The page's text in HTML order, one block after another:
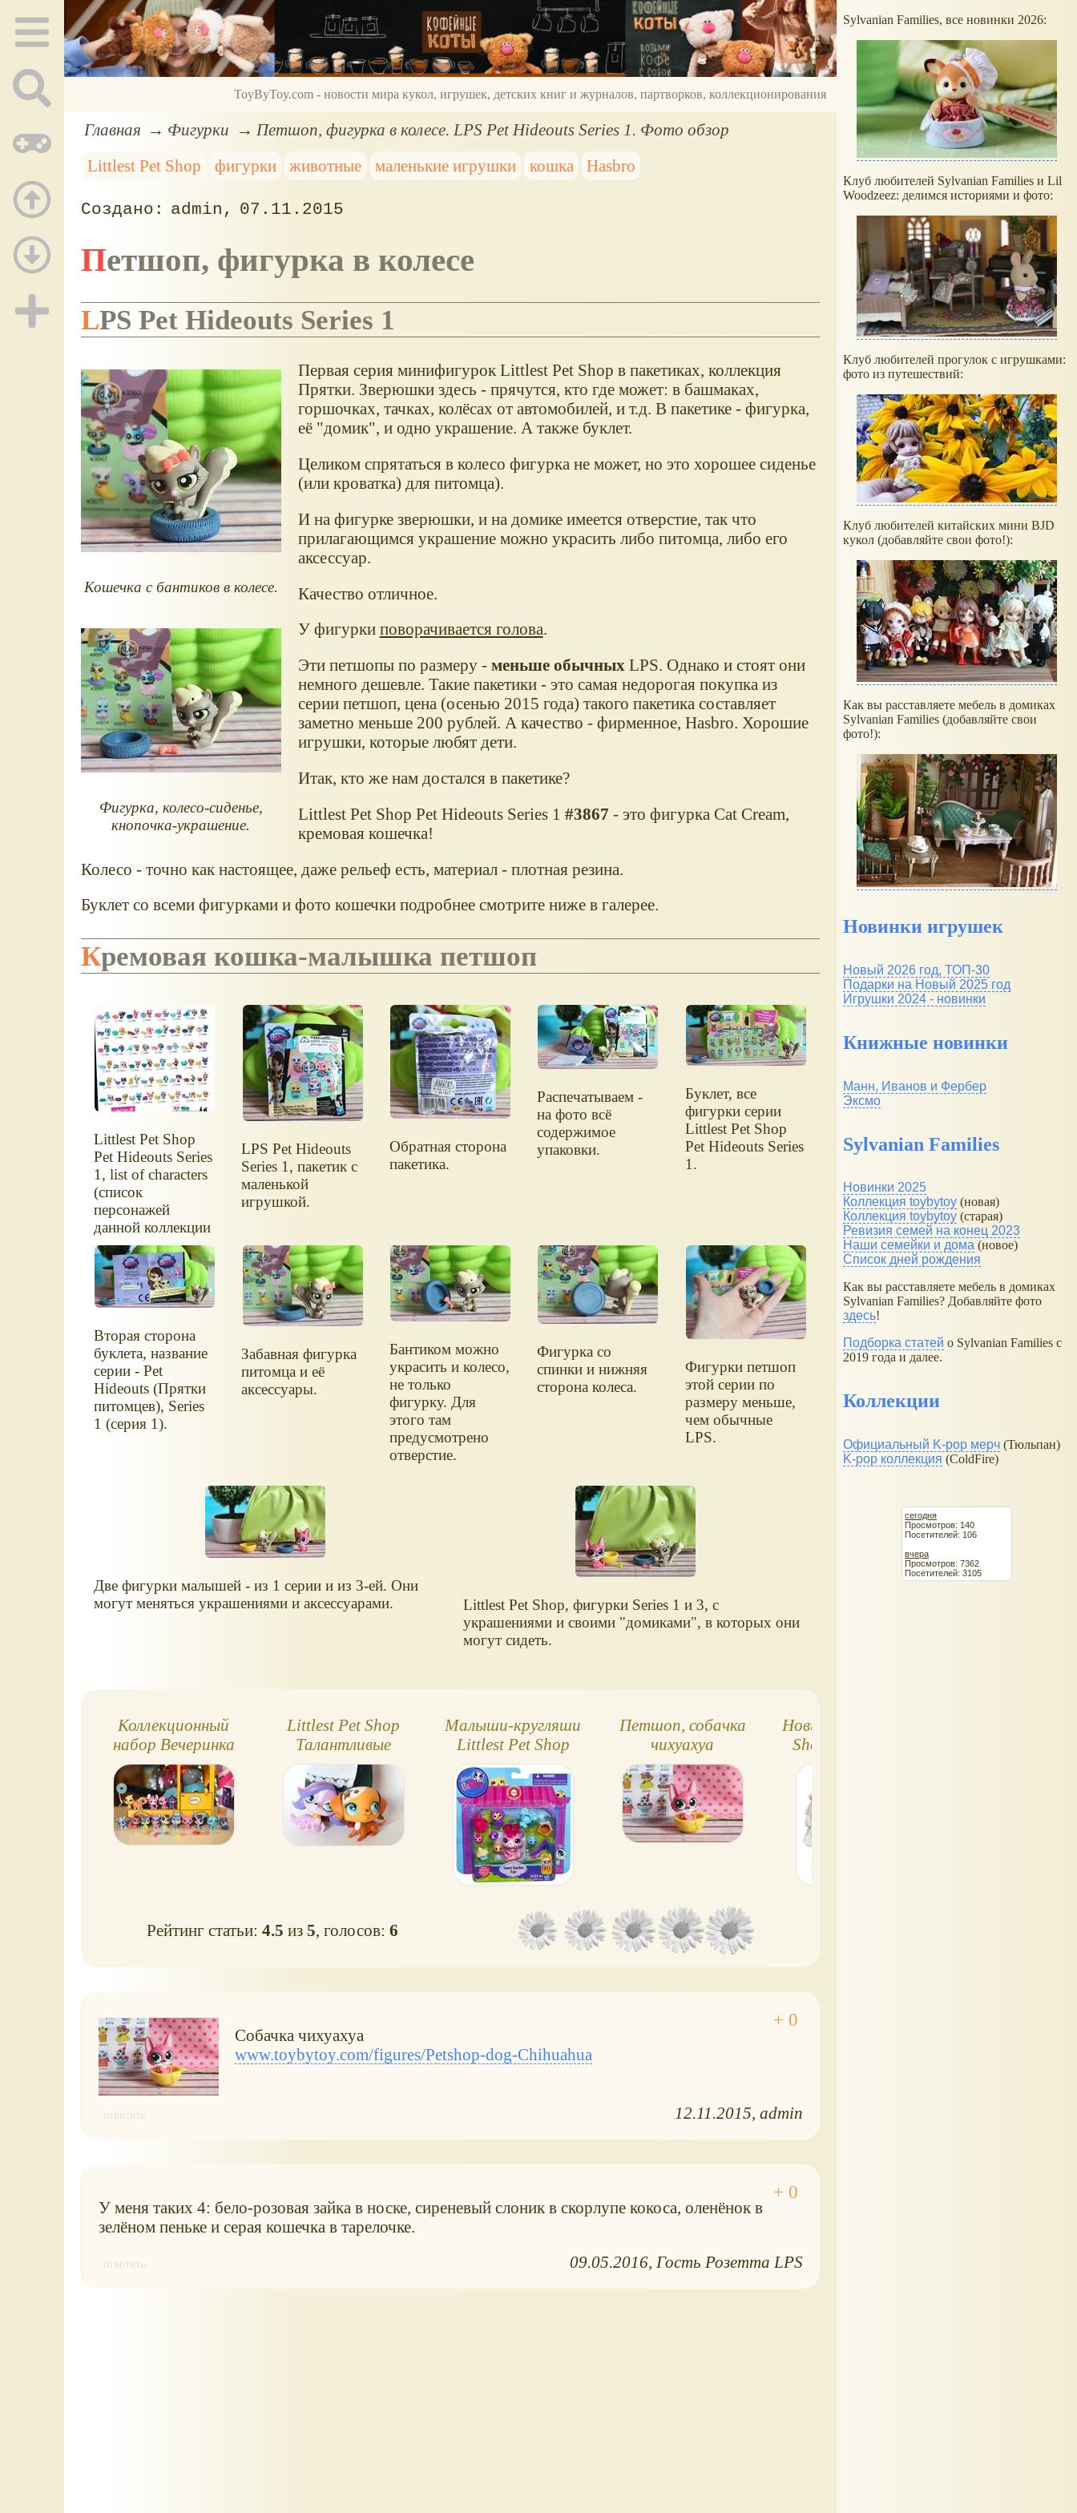
ToyByToy.com - новости мира кукол, игрушек, детских книг и журналов, партворков, коллекционирования
Главная Фигурки
Петшоп, фигурка в колесе. LPS Pet Hideouts Series 1. Фото обзор
Littlest Pet Shop
фигурки животные маленькие игрушки кошка Hasbro
admin 07.11.2015
Петшоп, фигурка в колесе
LPS Pet Hideouts Series 1
Кошечка с бантиков в колесе.
Первая серия минифигурок Littlest Pet Shop в пакетиках, коллекция
Прятки. Зверюшки здесь - прячутся, кто где может: в башмаках,
горшочках, тачках, колёсах от автомобилей, и т.д. В пакетике - фигурка,
её "домик", и одно украшение. А также буклет.
Целиком спрятаться в колесо фигурка не может, но это хорошее сиденье
(или кроватка) для питомца).
И на фигурке зверюшки, и на домике имеется отверстие, так что
прилагающимся украшение можно украсить либо питомца, либо его
аксессуар.
Качество отличное.
Фигурка, колесо-сиденье,
кнопочка-украшение.
У фигурки поворачивается голова.
Эти петшопы по размеру - меньше обычных LPS. Однако и стоят они
немного дешевле. Такие пакетики - это самая недорогая покупка из
серии петшоп, цена (осенью 2015 года) такого пакетика составляет
заметно меньше 200 рублей. А качество - фирменное, Hasbro. Хорошие
игрушки, которые любят дети.
Итак, кто же нам достался в пакетике?
Littlest Pet Shop Pet Hideouts Series 1 #3867 - это фигурка Cat Cream,
кремовая кошечка!
Колесо - точно как настоящее, даже рельеф есть, материал - плотная резина.
Буклет со всеми фигурками и фото кошечки подробнее смотрите ниже в галерее.
Кремовая кошка-малышка петшоп
Littlest Pet Shop
Pet Hideouts Series
1, list of characters
(список
персонажей
данной коллекции
фигурок).
LPS Pet Hideouts
Series 1, пакетик с
маленькой
игрушкой.
Обратная сторона
пакетика.
Распечатываем -
на фото всё
содержимое
упаковки.
Буклет, все
фигурки серии
Littlest Pet Shop
Pet Hideouts Series
1.
Вторая сторона
буклета, название
серии - Pet
Hideouts (Прятки
питомцев), Series
1 (серия 1).
Забавная фигурка
питомца и её
аксессуары.
Бантиком можно
украсить и колесо,
не только
фигурку. Для
этого там
предусмотрено
отверстие.
Фигурка со
спинки и нижняя
сторона колеса.
Фигурки петшоп
этой серии по
размеру меньше,
чем обычные
LPS.
Две фигурки малышей - из 1 серии и из 3-ей. Они
могут меняться украшениями и аксессуарами.
Littlest Pet Shop, фигурки Series 1 и 3, с
украшениями и своими "домиками", в которых они
могут сидеть.
Коллекционный
набор Вечеринка
Littlest Pet Shop
Littlest Pet Shop
Талантливые
зверюшки, набор
Малыши-кругляши
Littlest Pet Shop
Петшоп, собачка
чихуахуа
Новинки Littlest Pet
Shop, лето 2012
Рейтинг статьи:4.5 из5, голосов:6
Собачка чихуахуа
www.toybytoy.com/figures/Petshop-dog-Chihuahua
ответить 12.11.2015 admin
У меня таких 4: бело-розовая зайка в носке, сиреневый слоник в скорлупе кокоса, оленёнок в
зелёном пеньке и серая кошечка в тарелочке.
ответить 09.05.2016 Гость Розетта LPS
Sylvanian Families, все новинки 2026:
Клуб любителей Sylvanian Families и Lil
Woodzeez: делимся историями и фото:
Клуб любителей прогулок с игрушками:
фото из путешествий:
Клуб любителей китайских мини BJD
кукол (добавляйте свои фото!):
Как вы расставляете мебель в домиках
Sylvanian Families (добавляйте свои
фото!):
Новинки игрушек
Новый 2026 год, ТОП-30
Подарки на Новый 2025 год
Игрушки 2024 - новинки
Книжные новинки
Манн, Иванов и Фербер
Эксмо
Sylvanian Families
Новинки 2025
Коллекция toybytoy (новая)
Коллекция toybytoy (старая)
Ревизия семей на конец 2023
Наши семейки и дома (новое)
Список дней рождения
Как вы расставляете мебель в домиках
Sylvanian Families? Добавляйте фото
здесь!
Подборка статей о Sylvanian Families с
2019 года и далее.
Коллекции
Официальный K-pop мерч (Тюльпан)
K-pop коллекция (ColdFire)
сегодня
Просмотров: 140
Посетителей: 106
вчера
Просмотров: 7362
Посетителей: 3105